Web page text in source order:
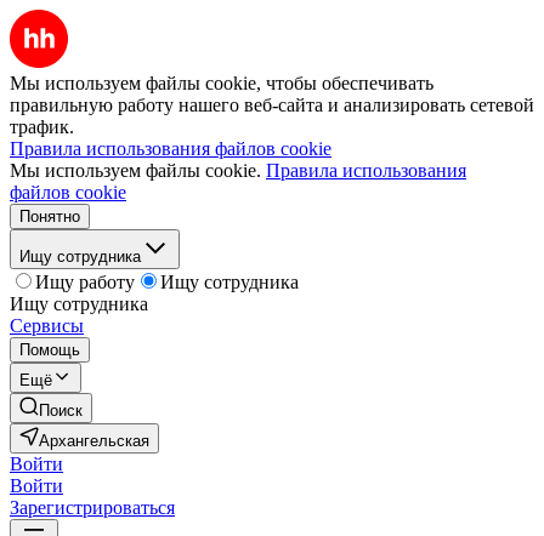
Мы используем файлы cookie, чтобы обеспечивать
правильную работу нашего веб-сайта и анализировать сетевой
трафик.
Правила использования файлов cookie
Мы используем файлы cookie. Правила использования
файлов cookie
Понятно
Ищу сотрудника
Ищу работу
Ищу сотрудника
Ищу сотрудника
Сервисы
Помощь
Ещё
Поиск
Архангельская
Войти
Войти
Зарегистрироваться